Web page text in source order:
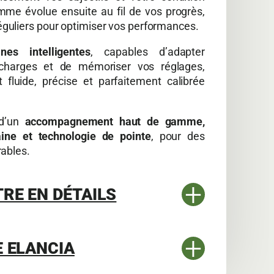
évolue ensuite au fil de vos progrès,
pour optimiser vos performances.
intelligentes, capables d’adapter
et de mémoriser vos réglages,
fluide, précise et parfaitement calibrée
accompagnement haut de gamme,
et technologie de pointe, pour des
EN DÉTAILS +
ELANCIA +